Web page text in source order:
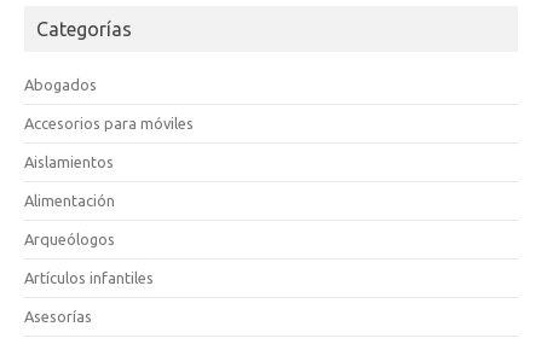
Categorías
Abogados
Accesorios para móviles
Aislamientos
Alimentación
Arqueólogos
Artículos infantiles
Asesorías